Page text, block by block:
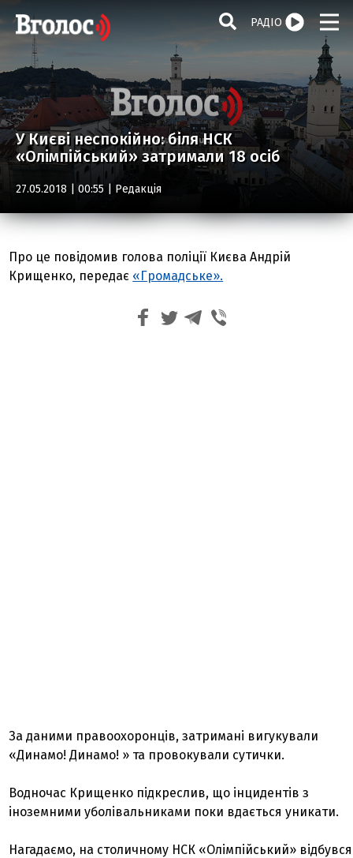
РАДІО
У Києві неспокійно: біля НСК
«Олімпійський» затримали 18 осіб
27.05.2018 | 00:55 | Редакція
Про це повідомив голова поліції Києва Андрій
Крищенко, передає «Громадське».
За даними правоохоронців, затримані вигукували
«Динамо! Динамо! » та провокували сутички.
Водночас Крищенко підкреслив, що інцидентів з
іноземними уболівальниками поки вдається уникати.
Нагадаємо, на столичному НСК «Олімпійський» відбувся